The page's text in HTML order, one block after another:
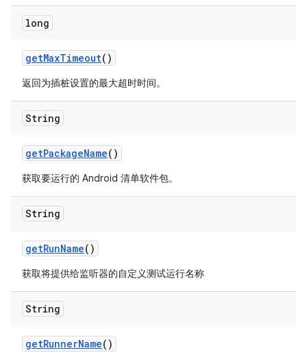
long
getMaxTimeout()
返回为插桩设置的最大超时时间。
String
getPackageName()
获取要运行的 Android 清单软件包。
String
getRunName()
获取将提供给监听器的自定义测试运行名称
String
getRunnerName()